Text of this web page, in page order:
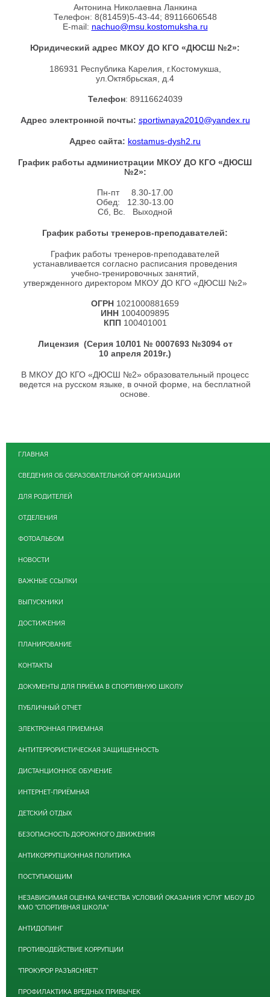
Антонина Николаевна Ланкина
Телефон: 8(81459)5-43-44; 89116606548
E-mail: nachuo@msu.kostomuksha.ru
Юридический адрес МКОУ ДО КГО «ДЮСШ №2»:
186931 Республика Карелия, г.Костомукша,
ул.Октябрьская, д.4
Телефон: 89116624039
Адрес электронной почты: sportiwnaya2010@yandex.ru
Адрес сайта: kostamus-dysh2.ru
График работы администрации МКОУ ДО КГО «ДЮСШ
№2»:
Пн-пт 8.30-17.00
Обед: 12.30-13.00
Сб, Вс. Выходной
График работы тренеров-преподавателей:
График работы тренеров-преподавателей
устанавливается согласно расписания проведения
учебно-тренировочных занятий,
утвержденного директором МКОУ ДО КГО «ДЮСШ №2»
ОГРН 1021000881659
ИНН 1004009895
КПП 100401001
Лицензия (Серия 10Л01 № 0007693 №3094 от
10 апреля 2019г.)
В МКОУ ДО КГО «ДЮСШ №2» образовательный процесс
ведется на русском языке, в очной форме, на бесплатной
основе.
ГЛАВНАЯ
СВЕДЕНИЯ ОБ ОБРАЗОВАТЕЛЬНОЙ ОРГАНИЗАЦИИ
ДЛЯ РОДИТЕЛЕЙ
ОТДЕЛЕНИЯ
ФОТОАЛЬБОМ
НОВОСТИ
ВАЖНЫЕ ССЫЛКИ
ВЫПУСКНИКИ
ДОСТИЖЕНИЯ
ПЛАНИРОВАНИЕ
КОНТАКТЫ
ДОКУМЕНТЫ ДЛЯ ПРИЁМА В СПОРТИВНУЮ ШКОЛУ
ПУБЛИЧНЫЙ ОТЧЕТ
ЭЛЕКТРОННАЯ ПРИЕМНАЯ
АНТИТЕРРОРИСТИЧЕСКАЯ ЗАЩИЩЕННОСТЬ
ДИСТАНЦИОННОЕ ОБУЧЕНИЕ
ИНТЕРНЕТ-ПРИЁМНАЯ
ДЕТСКИЙ ОТДЫХ
БЕЗОПАСНОСТЬ ДОРОЖНОГО ДВИЖЕНИЯ
АНТИКОРРУПЦИОННАЯ ПОЛИТИКА
ПОСТУПАЮЩИМ
НЕЗАВИСИМАЯ ОЦЕНКА КАЧЕСТВА УСЛОВИЙ ОКАЗАНИЯ УСЛУГ МБОУ ДО
КМО "СПОРТИВНАЯ ШКОЛА"
АНТИДОПИНГ
ПРОТИВОДЕЙСТВИЕ КОРРУПЦИИ
"ПРОКУРОР РАЗЪЯСНЯЕТ"
ПРОФИЛАКТИКА ВРЕДНЫХ ПРИВЫЧЕК